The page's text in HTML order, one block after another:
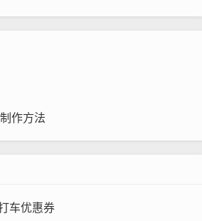
作方法
车优惠券